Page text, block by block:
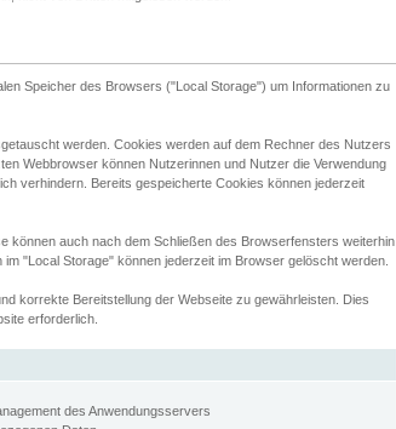
Speicher des Browsers ("Local Storage") um Informationen zu
werden. Cookies werden auf dem Rechner des Nutzers
Webbrowser können Nutzerinnen und Nutzer die Verwendung
verhindern. Bereits gespeicherte Cookies können jederzeit
können auch nach dem Schließen des Browserfensters weiterhin
"Local Storage" können jederzeit im Browser gelöscht werden.
korrekte Bereitstellung der Webseite zu gewährleisten. Dies
erforderlich.
des Anwendungsservers